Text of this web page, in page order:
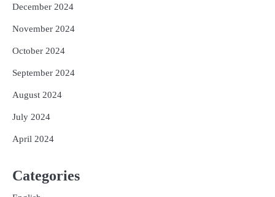
December 2024
November 2024
October 2024
September 2024
August 2024
July 2024
April 2024
Categories